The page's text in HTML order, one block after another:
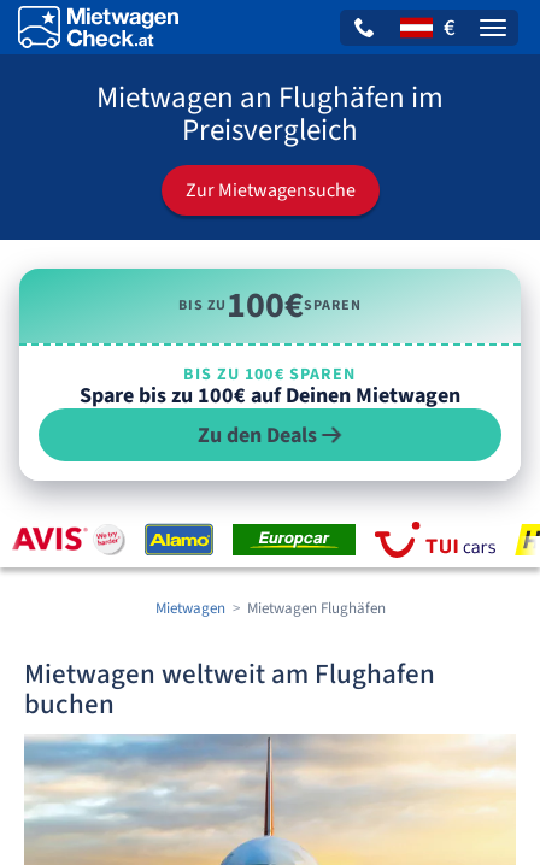
€
Mietwagen an Flughäfen im
Preisvergleich
Zur Mietwagensuche
BIS ZU100€SPAREN
BIS ZU 100€ SPAREN
Spare bis zu 100€ auf Deinen Mietwagen
Zu den Deals
Mietwagen Mietwagen Flughäfen
Mietwagen weltweit am Flughafen
buchen